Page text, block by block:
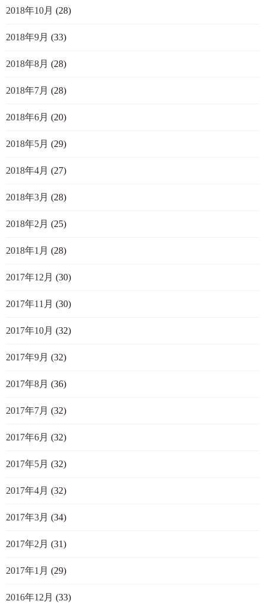
2018年10月 (28)
2018年9月 (33)
2018年8月 (28)
2018年7月 (28)
2018年6月 (20)
2018年5月 (29)
2018年4月 (27)
2018年3月 (28)
2018年2月 (25)
2018年1月 (28)
2017年12月 (30)
2017年11月 (30)
2017年10月 (32)
2017年9月 (32)
2017年8月 (36)
2017年7月 (32)
2017年6月 (32)
2017年5月 (32)
2017年4月 (32)
2017年3月 (34)
2017年2月 (31)
2017年1月 (29)
2016年12月 (33)